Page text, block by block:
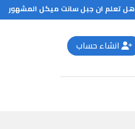
هل تعلم ان جبل سانت ميكل المشهور
انشاء حساب